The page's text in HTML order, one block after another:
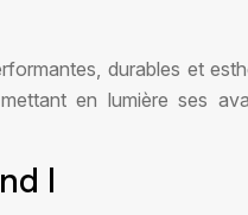
durables et
en lumière ses
I